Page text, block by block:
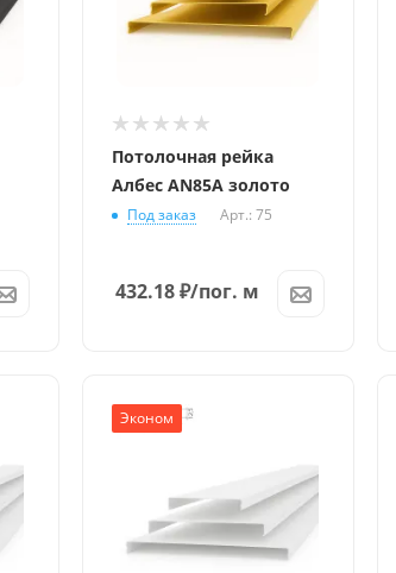
Потолочная рейка
Албес AN85A золото
Под заказ Арт.: 75
432.18₽/пог. м
Эконом